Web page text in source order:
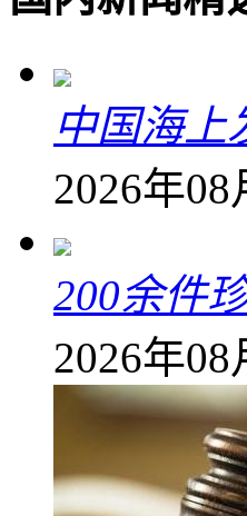
中国海上
2026年08
200余件
2026年08